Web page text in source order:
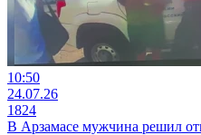
10:50
24.07.26
1824
В Арзамасе мужчина решил